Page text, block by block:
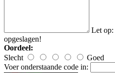
Let op:
opgeslagen!
Oordeel:
Slecht
Goed
Voer onderstaande code in: